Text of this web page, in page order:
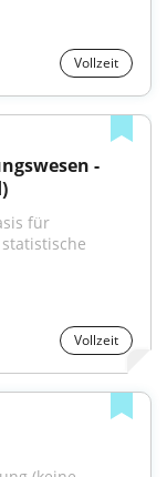
Vollzeit
-
Vollzeit